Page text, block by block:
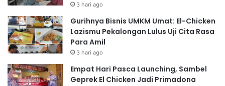
3 hari ago
Gurihnya Bisnis UMKM Umat: El-Chicken
Lazismu Pekalongan Lulus Uji Cita Rasa
Para Amil
3 hari ago
Empat Hari Pasca Launching, Sambel
Geprek El Chicken Jadi Primadona